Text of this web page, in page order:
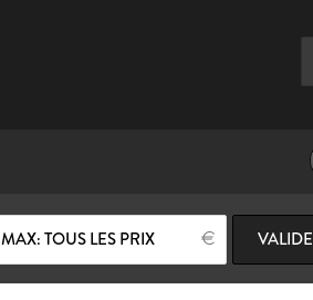
MAX: TOUS LES PRIX